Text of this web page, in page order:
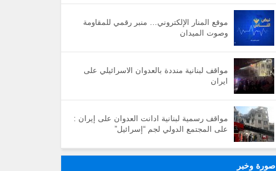
موقع المنار الإلكتروني… منبر رقمي للمقاومة
وصوت الميدان
مواقف لبنانية منددة بالعدوان الاسرائيلي على
ايران
مواقف رسمية لبنانية ادانت العدوان على إيران :
على المجتمع الدولي لجم “إسرائيل”
صورة وخبر